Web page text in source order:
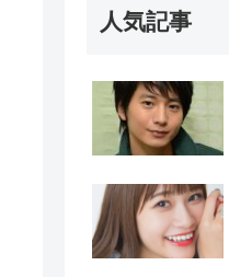
人気記事